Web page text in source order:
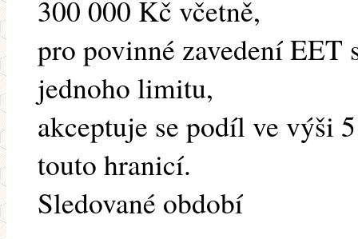
300 000 Kč včetně,
pro povinné zavedení EET
jednoho limitu,
akceptuje se podíl ve výši
touto hranicí.
Sledované období